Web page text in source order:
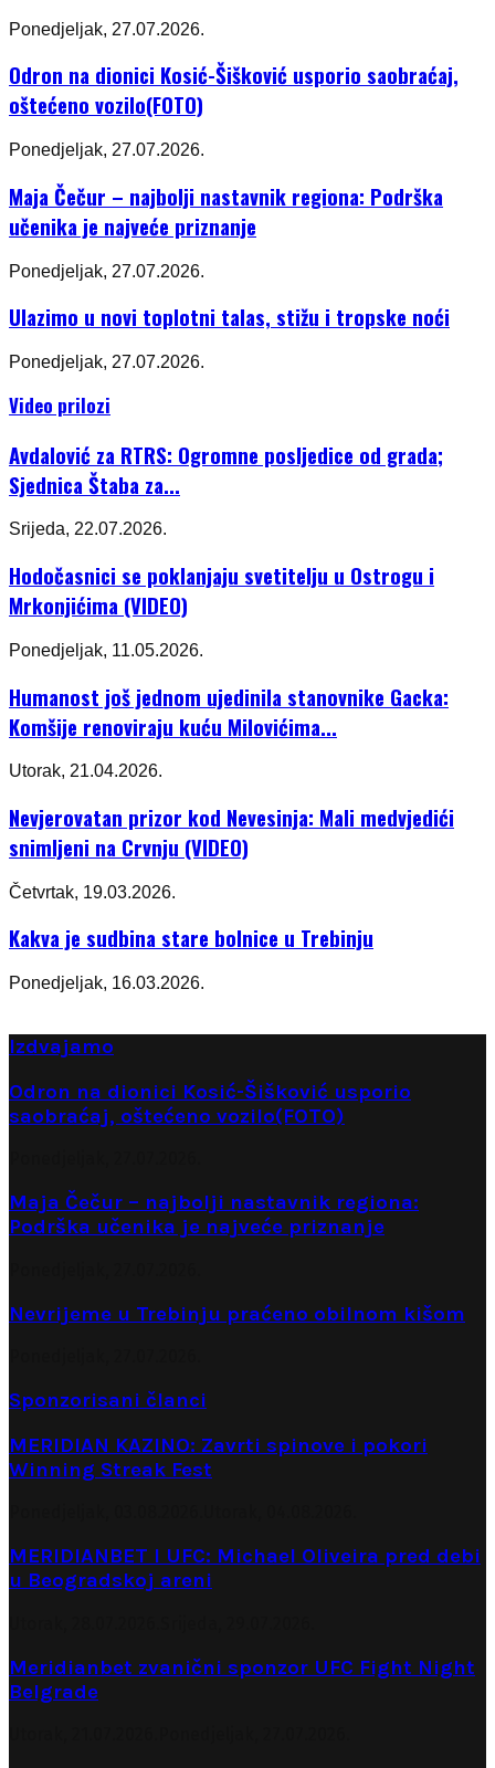
Ponedjeljak, 27.07.2026.
Odron na dionici Kosić-Šišković usporio saobraćaj,
oštećeno vozilo(FOTO)
Ponedjeljak, 27.07.2026.
Maja Čečur – najbolji nastavnik regiona: Podrška
učenika je najveće priznanje
Ponedjeljak, 27.07.2026.
Ulazimo u novi toplotni talas, stižu i tropske noći
Ponedjeljak, 27.07.2026.
Video prilozi
Avdalović za RTRS: Ogromne posljedice od grada;
Sjednica Štaba za...
Srijeda, 22.07.2026.
Hodočasnici se poklanjaju svetitelju u Ostrogu i
Mrkonjićima (VIDEO)
Ponedjeljak, 11.05.2026.
Humanost još jednom ujedinila stanovnike Gacka:
Komšije renoviraju kuću Milovićima...
Utorak, 21.04.2026.
Nevjerovatan prizor kod Nevesinja: Mali medvjedići
snimljeni na Crvnju (VIDEO)
Četvrtak, 19.03.2026.
Kakva je sudbina stare bolnice u Trebinju
Ponedjeljak, 16.03.2026.
Izdvajamo
Odron na dionici Kosić-Šišković usporio
saobraćaj, oštećeno vozilo(FOTO)
Maja Čečur – najbolji nastavnik regiona:
Podrška učenika je najveće priznanje
Nevrijeme u Trebinju praćeno obilnom kišom
Sponzorisani članci
MERIDIAN KAZINO: Zavrti spinove i pokori
Winning Streak Fest
MERIDIANBET I UFC: Michael Oliveira pred debi
u Beogradskoj areni
Meridianbet zvanični sponzor UFC Fight Night
Belgrade